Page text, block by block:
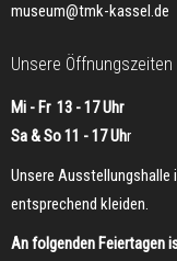
museum@tmk-kassel.de
Unsere Öffnungszeiten
Mi - Fr 13 - 17 Uhr
Sa & So 11 - 17 Uhr
Unsere
entsprechend kleiden.
An folgenden Feiertagen